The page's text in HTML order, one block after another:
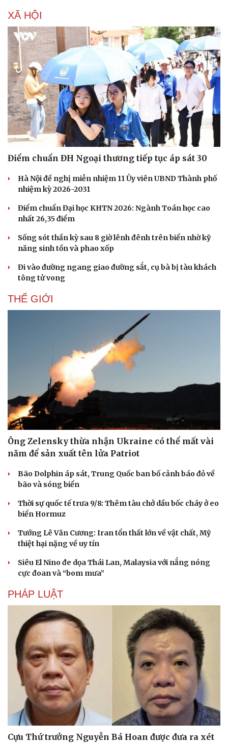
Văn hóa
Sân khấu - Điện ảnh
Văn học
Âm nhạc
Di sản
Thời trang
Sao Việt
XÃ HỘI
Điểm chuẩn ĐH Ngoại thương tiếp tục áp sát 30
Hà Nội đề nghị miễn nhiệm 11 Ủy viên UBND Thành phố
nhiệm kỳ 2026-2031
Điểm chuẩn Đại học KHTN 2026: Ngành Toán học cao
nhất 26,35 điểm
Sống sót thần kỳ sau 8 giờ lênh đênh trên biển nhờ kỹ
năng sinh tồn và phao xốp
Đi vào đường ngang giao đường sắt, cụ bà bị tàu khách
tông tử vong
THẾ GIỚI
Ông Zelensky thừa nhận Ukraine có thể mất vài
năm để sản xuất tên lửa Patriot
Bão Dolphin áp sát, Trung Quốc ban bố cảnh báo đỏ về
bão và sóng biển
Thời sự quốc tế trưa 9/8: Thêm tàu chở dầu bốc cháy ở eo
biển Hormuz
Tướng Lê Văn Cương: Iran tổn thất lớn về vật chất, Mỹ
thiệt hại nặng về uy tín
Siêu El Nino đe dọa Thái Lan, Malaysia với nắng nóng
cực đoan và “bom mưa”
PHÁP LUẬT
Cựu Thứ trưởng Nguyễn Bá Hoan được đưa ra xét